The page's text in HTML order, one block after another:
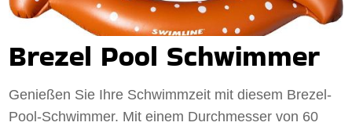
Brezel Pool Schwimmer
Genießen Sie Ihre Schwimmzeit mit diesem Brezel-
Pool-Schwimmer. Mit einem Durchmesser von 60